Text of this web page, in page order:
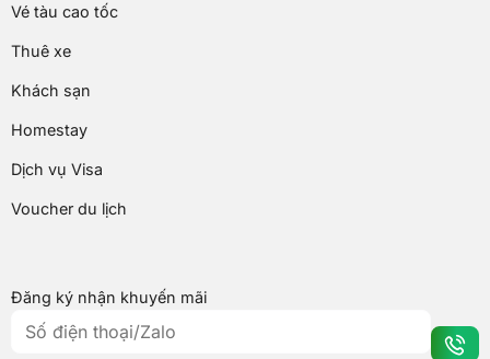
Vé tàu cao tốc
Thuê xe
Khách sạn
Homestay
Dịch vụ Visa
Voucher du lịch
Đăng ký nhận khuyến mãi